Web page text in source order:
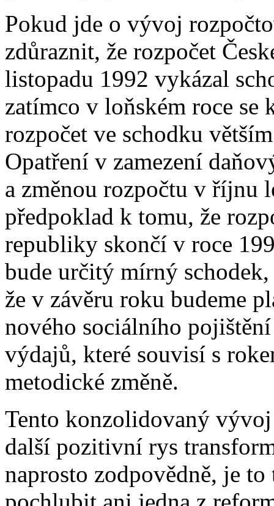
Pokud jde o vývoj
zdůraznit, že rozpočet
listopadu 1992 vykázal
zatímco v loňském roce
rozpočet ve schodku
Opatření v zamezení
a změnou rozpočtu v říjnu
předpoklad k tomu, že
republiky skončí v roce
bude určitý mírný
že v závěru roku budeme
nového sociálního
výdajů, které souvisí s
metodické změně.
Tento konzolidovaný
další pozitivní rys
naprosto zodpovědně, je